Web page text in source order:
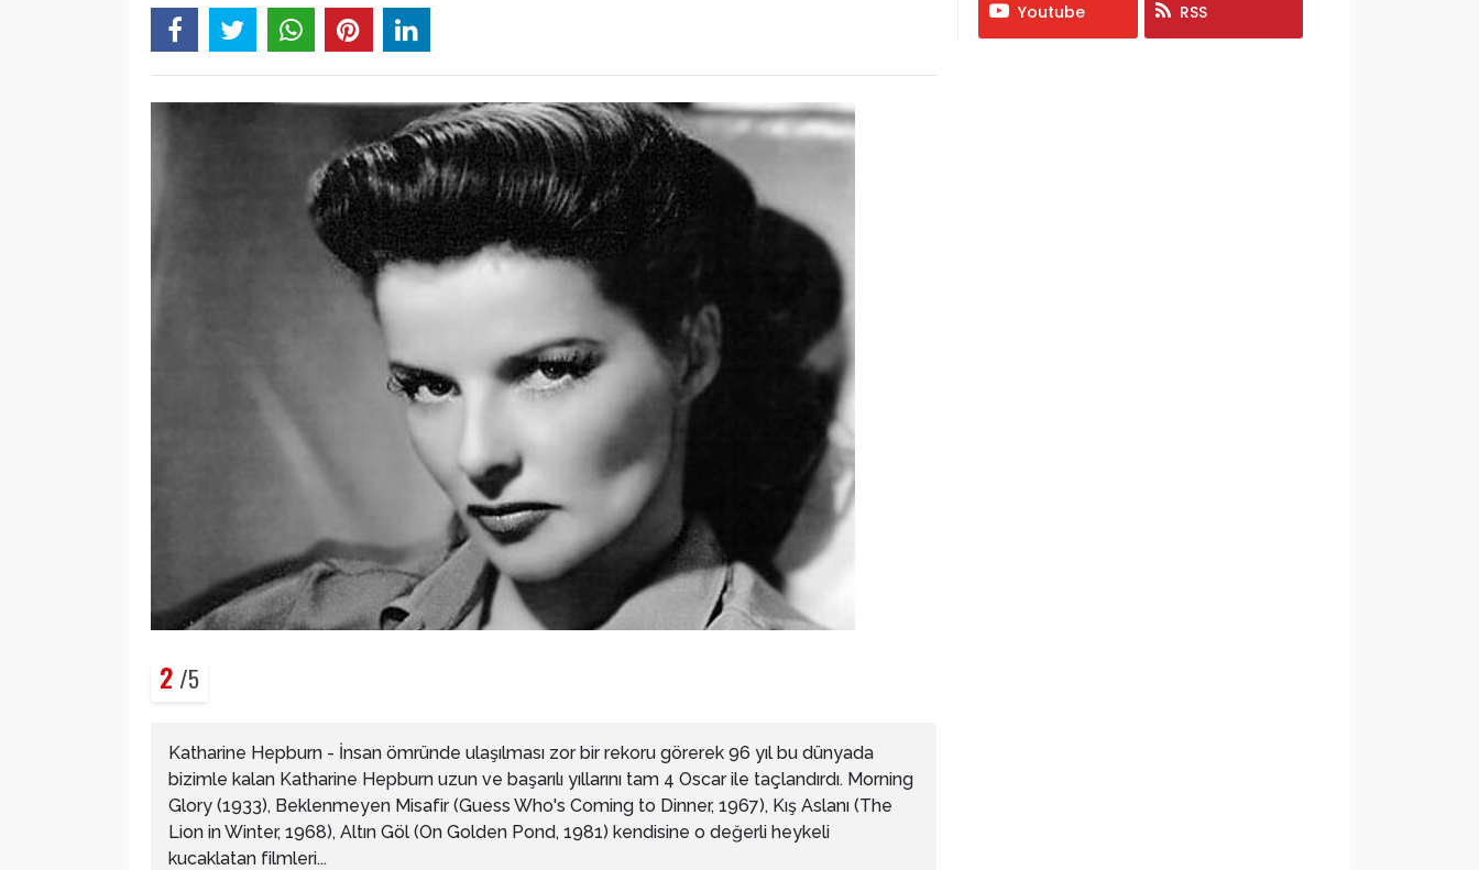
2 /5
Katharine Hepburn - İnsan ömründe ulaşılması zor bir rekoru görerek 96 yıl bu dünyada
bizimle kalan Katharine Hepburn uzun ve başarılı yıllarını tam 4 Oscar ile taçlandırdı. Morning
Glory (1933), Beklenmeyen Misafir (Guess Who's Coming to Dinner, 1967), Kış Aslanı (The
Lion in Winter, 1968), Altın Göl (On Golden Pond, 1981) kendisine o değerli heykeli
kucaklatan filmleri...
Youtube RSS